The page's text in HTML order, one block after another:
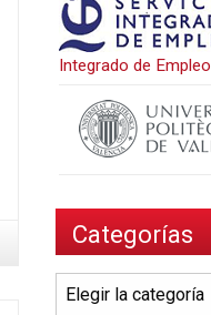
Integrado de Empleo
Categorías
Categorías